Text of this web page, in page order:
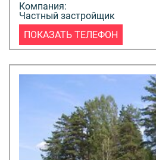
Компания:
Частный застройщик
ПОКАЗАТЬ ТЕЛЕФОН